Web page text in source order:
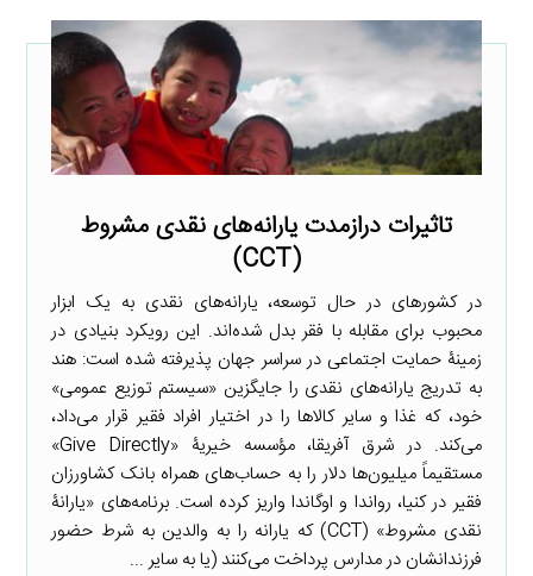
تاثیرات درازمدت یارانه‌های نقدی مشروط
(CCT)
در کشورهای در حال توسعه، یارانه‌های نقدی به یک ابزار
محبوب برای مقابله با فقر بدل شده‌اند. این رویکرد بنیادی در
زمینۀ حمایت اجتماعی در سراسر جهان پذیرفته شده است: هند
به تدریج یارانه‌های نقدی را جایگزین «سیستم توزیع عمومی»
خود، که غذا و سایر کالاها را در اختیار افراد فقیر قرار می‌داد،
می‌کند. در شرق آفریقا، مؤسسه خیریۀ «Give Directly»
مستقیماً میلیون‌ها دلار را به حساب‌های همراه بانک کشاورزان
فقیر در کنیا، رواندا و اوگاندا واریز کرده است. برنامه‌های «یارانۀ
نقدی مشروط» (CCT) که یارانه را به والدین به شرط حضور
فرزندانشان در مدارس پرداخت می‌کنند (یا به سایر ...